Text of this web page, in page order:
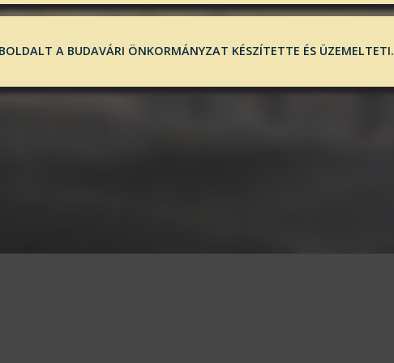
A BUDAVÁRI ÖNKORMÁNYZAT KÉSZÍTETTE ÉS ÜZEMELTETI.